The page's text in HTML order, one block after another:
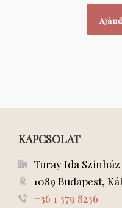
KAPCSOLAT
Turay Ida Színház
1089 Budapest,
+36 1 379 8236